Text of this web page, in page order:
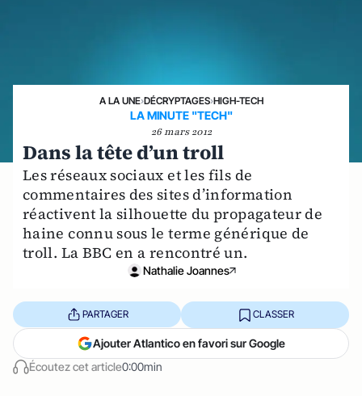
A LA UNE›DÉCRYPTAGES›HIGH-TECH
LA MINUTE "TECH"
26 mars 2012
Dans la tête d’un troll
Les réseaux sociaux et les fils de
commentaires des sites d’information
réactivent la silhouette du propagateur de
haine connu sous le terme générique de
troll. La BBC en a rencontré un.
Nathalie Joannes
Écoutez cet article0:00min
PARTAGER CLASSER
Ajouter Atlantico en favori sur Google